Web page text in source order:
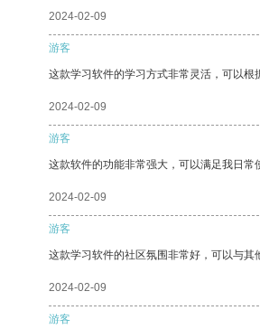
2024-02-09
游客
这款学习软件的学习方式非常灵活，可以根
2024-02-09
游客
这款软件的功能非常强大，可以满足我日常
2024-02-09
游客
这款学习软件的社区氛围非常好，可以与其
2024-02-09
游客